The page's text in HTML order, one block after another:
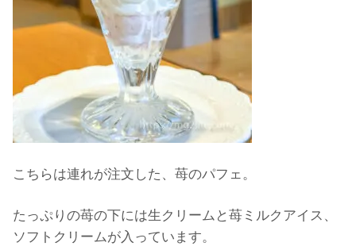
こちらは連れが注文した、苺のパフェ。
たっぷりの苺の下には生クリームと苺ミルクアイス、
ソフトクリームが入っています。